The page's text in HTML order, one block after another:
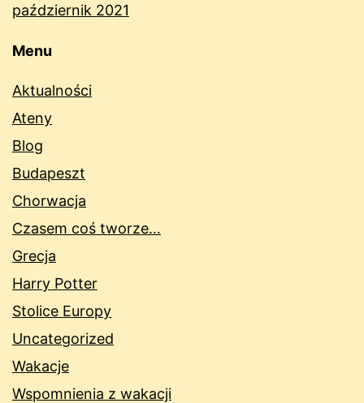
październik 2021
Menu
Aktualności
Ateny
Blog
Budapeszt
Chorwacja
Czasem coś tworze…
Grecja
Harry Potter
Stolice Europy
Uncategorized
Wakacje
Wspomnienia z wakacji